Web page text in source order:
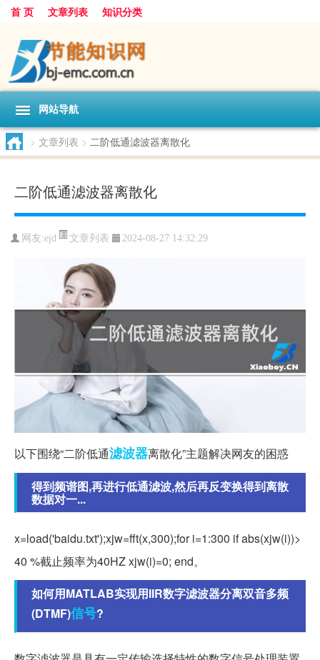
首 页 文章列表 知识分类
网站导航
> 文章列表 > 二阶低通滤波器离散化
二阶低通滤波器离散化
网友:ejd 文章列表 2024-08-27 14:32:29
以下围绕“二阶低通滤波器离散化”主题解决网友的困惑
得到频谱图,再进行低通滤波,然后再反变换得到离散
数据对一...
x=load('baidu.txt');xjw=fft(x,300);for i=1:300 if abs(xjw(i))>
40 %截止频率为40HZ xjw(i)=0; end。
如何用MATLAB实现用IIR数字滤波器分离双音多频
(DTMF)信号?